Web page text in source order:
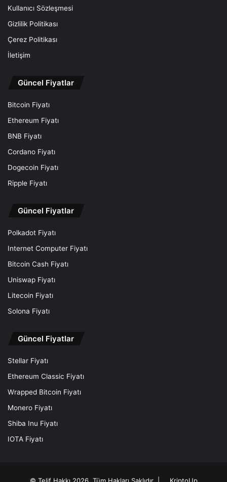
Kullanıcı Sözleşmesi
Gizlilik Politikası
Çerez Politikası
İletişim
Güncel Fiyatlar
Bitcoin Fiyatı
Ethereum Fiyatı
BNB Fiyatı
Cordano Fiyatı
Dogecoin Fiyatı
Ripple Fiyatı
Güncel Fiyatlar
Polkadot Fiyatı
Internet Computer Fiyatı
Bitcoin Cash Fiyatı
Uniswap Fiyatı
Litecoin Fiyatı
Solona Fiyatı
Güncel Fiyatlar
Stellar Fiyatı
Ethereum Classic Fiyatı
Wrapped Bitcoin Fiyatı
Monero Fiyatı
Shiba Inu Fiyatı
IOTA Fiyatı